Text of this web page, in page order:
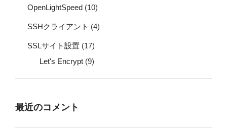
OpenLightSpeed (10)
SSHクライアント (4)
SSLサイト設置 (17)
Let's Encrypt (9)
最近のコメント